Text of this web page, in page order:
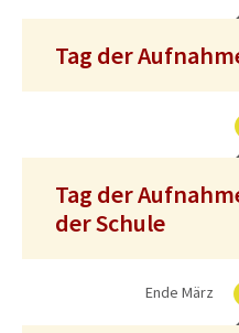
Tag der
Tag der
der Schule
Ende März